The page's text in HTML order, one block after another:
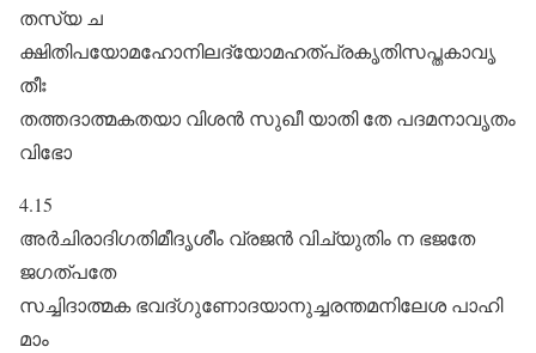
തസ്യ ച
ക്ഷിതിപയോമഹോനിലദ്യോമഹത്പ്രകൃതിസപ്തകാവൃ
തീഃ
തത്തദാത്മകതയാ വിശൻ സുഖീ യാതി തേ പദമനാവൃതം
വിഭോ
4.15
അർചിരാദിഗതിമീദൃശീം വ്രജൻ വിച്യുതിം ന ഭജതേ
ജഗത്പതേ
സച്ചിദാത്മക ഭവദ്ഗുണോദയാനുച്ചരന്തമനിലേശ പാഹി
മാം